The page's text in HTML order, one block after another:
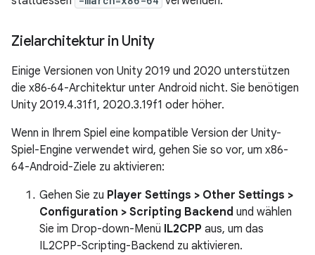
Zielarchitektur in Unity
Einige Versionen von Unity 2019 und 2020 unterstützen
die x86‑64-Architektur unter Android nicht. Sie benötigen
Unity 2019.4.31f1, 2020.3.19f1 oder höher.
Wenn in Ihrem Spiel eine kompatible Version der Unity-
Spiel-Engine verwendet wird, gehen Sie so vor, um x86-
64-Android-Ziele zu aktivieren:
Gehen Sie zu Player Settings > Other Settings >
Configuration > Scripting Backend und wählen
Sie im Drop-down-Menü IL2CPP aus, um das
IL2CPP-Scripting-Backend zu aktivieren.